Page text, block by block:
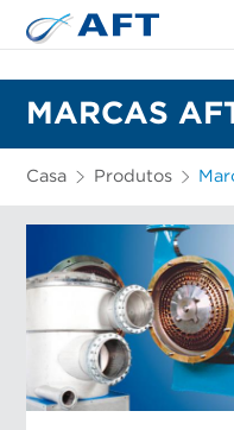
MARCAS
Casa Produtos